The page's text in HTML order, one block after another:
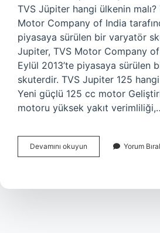
TVS Jüpiter hangi ülkenin
Motor Company of India
piyasaya sürülen bir varyatör
Jupiter, TVS Motor Company
Eylül 2013’te piyasaya sürülen
skuterdir. TVS Jupiter 125
Yeni güçlü 125 cc motor
motoru yüksek yakıt
Devamını okuyun
Honda
Yorum